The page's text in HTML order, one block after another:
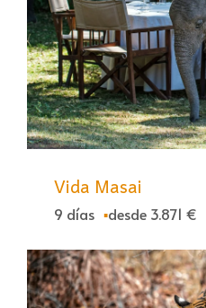
Vida Masai
9 días desde 3.871 €